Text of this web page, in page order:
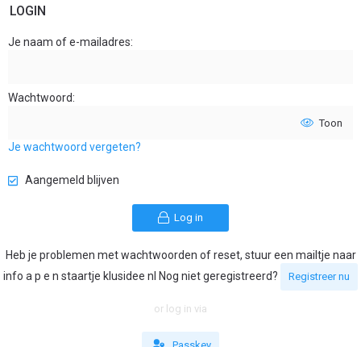
LOGIN
Je naam of e-mailadres
Wachtwoord
Toon
Je wachtwoord vergeten?
Aangemeld blijven
Log in
Heb je problemen met wachtwoorden of reset, stuur een mailtje naar
info a p e n staartje klusidee nl Nog niet geregistreerd?
Registreer nu
or log in via